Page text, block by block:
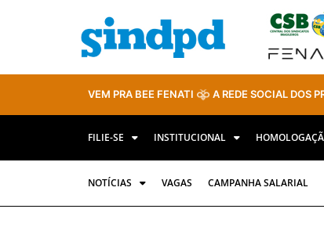
VEM PRA BEE FENATI A REDE SOCIAL DOS
FILIE-SE INSTITUCIONAL
NOTÍCIAS VAGAS CAMPANHA SALARIAL